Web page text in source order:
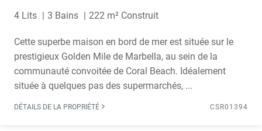
4 Lits 3 Bains 222 m² Construit
Cette superbe maison en bord de mer est située sur le
prestigieux Golden Mile de Marbella, au sein de la
communauté convoitée de Coral Beach. Idéalement
située à quelques pas des supermarchés, ...
DÉTAILS DE LA PROPRIÉTÉ CSR01394